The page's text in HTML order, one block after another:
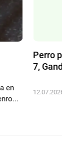
en
Perro
7,